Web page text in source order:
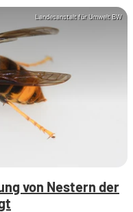
Landesanstalt für Umwelt BW
von Nestern der